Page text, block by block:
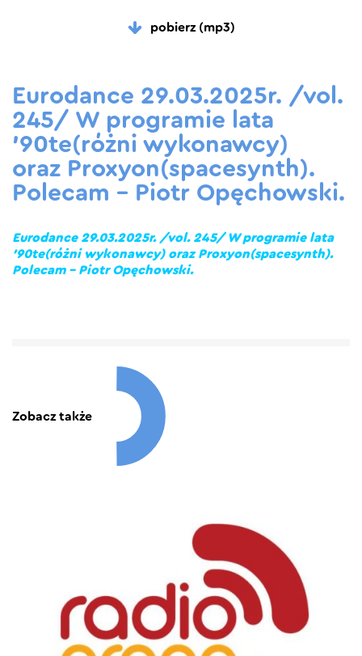
pobierz (mp3)
Eurodance 29.03.2025r. /vol.
245/ W programie lata
’90te(różni wykonawcy)
oraz Proxyon(spacesynth).
Polecam – Piotr Opęchowski.
Eurodance 29.03.2025r. /vol. 245/ W programie lata
’90te(różni wykonawcy) oraz Proxyon(spacesynth).
Polecam – Piotr Opęchowski.
Zobacz także